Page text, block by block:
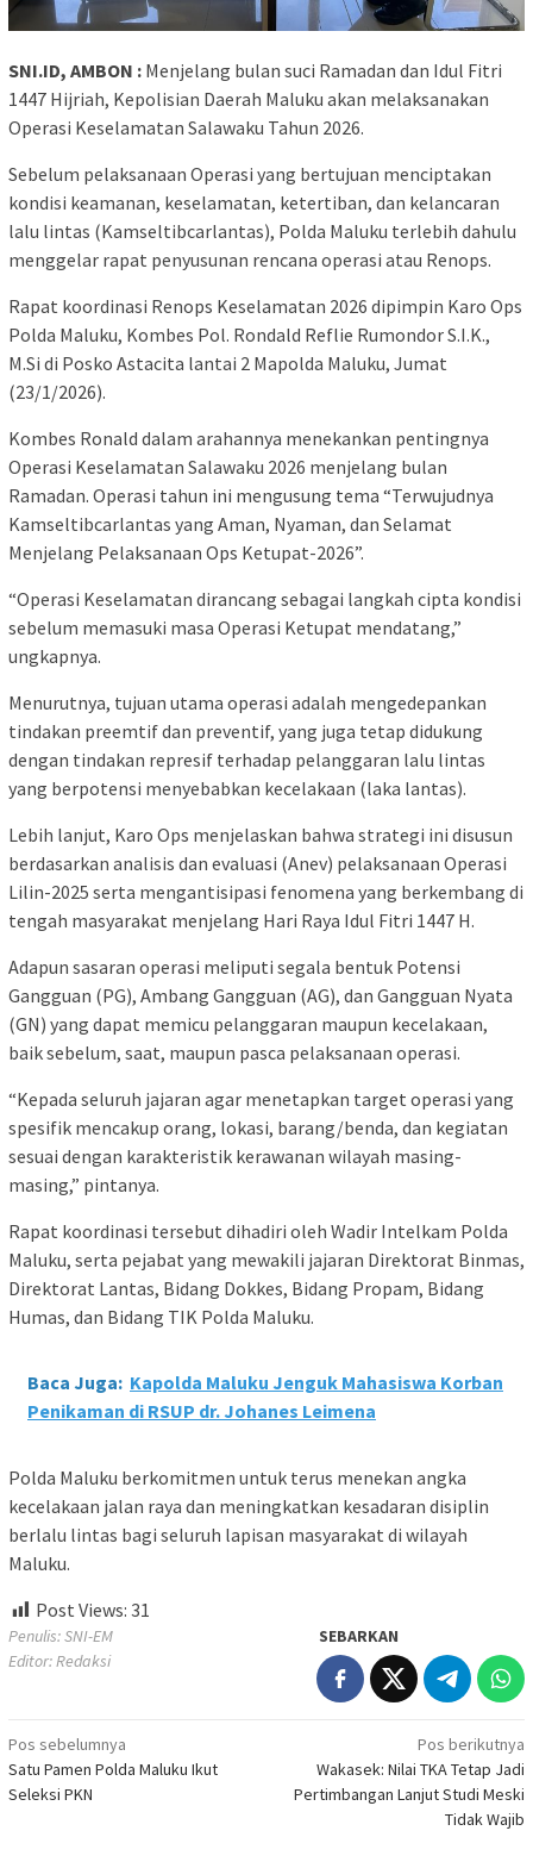
SNI.ID, AMBON : Menjelang bulan suci Ramadan dan Idul Fitri
1447 Hijriah, Kepolisian Daerah Maluku akan melaksanakan
Operasi Keselamatan Salawaku Tahun 2026.
Sebelum pelaksanaan Operasi yang bertujuan menciptakan
kondisi keamanan, keselamatan, ketertiban, dan kelancaran
lalu lintas (Kamseltibcarlantas), Polda Maluku terlebih dahulu
menggelar rapat penyusunan rencana operasi atau Renops.
Rapat koordinasi Renops Keselamatan 2026 dipimpin Karo Ops
Polda Maluku, Kombes Pol. Rondald Reflie Rumondor S.I.K.,
M.Si di Posko Astacita lantai 2 Mapolda Maluku, Jumat
(23/1/2026).
Kombes Ronald dalam arahannya menekankan pentingnya
Operasi Keselamatan Salawaku 2026 menjelang bulan
Ramadan. Operasi tahun ini mengusung tema “Terwujudnya
Kamseltibcarlantas yang Aman, Nyaman, dan Selamat
Menjelang Pelaksanaan Ops Ketupat-2026”.
“Operasi Keselamatan dirancang sebagai langkah cipta kondisi
sebelum memasuki masa Operasi Ketupat mendatang,”
ungkapnya.
Menurutnya, tujuan utama operasi adalah mengedepankan
tindakan preemtif dan preventif, yang juga tetap didukung
dengan tindakan represif terhadap pelanggaran lalu lintas
yang berpotensi menyebabkan kecelakaan (laka lantas).
Lebih lanjut, Karo Ops menjelaskan bahwa strategi ini disusun
berdasarkan analisis dan evaluasi (Anev) pelaksanaan Operasi
Lilin-2025 serta mengantisipasi fenomena yang berkembang di
tengah masyarakat menjelang Hari Raya Idul Fitri 1447 H.
Adapun sasaran operasi meliputi segala bentuk Potensi
Gangguan (PG), Ambang Gangguan (AG), dan Gangguan Nyata
(GN) yang dapat memicu pelanggaran maupun kecelakaan,
baik sebelum, saat, maupun pasca pelaksanaan operasi.
“Kepada seluruh jajaran agar menetapkan target operasi yang
spesifik mencakup orang, lokasi, barang/benda, dan kegiatan
sesuai dengan karakteristik kerawanan wilayah masing-
masing,” pintanya.
Rapat koordinasi tersebut dihadiri oleh Wadir Intelkam Polda
Maluku, serta pejabat yang mewakili jajaran Direktorat Binmas,
Direktorat Lantas, Bidang Dokkes, Bidang Propam, Bidang
Humas, dan Bidang TIK Polda Maluku.
Baca Juga: Kapolda Maluku Jenguk Mahasiswa Korban
Penikaman di RSUP dr. Johanes Leimena
Polda Maluku berkomitmen untuk terus menekan angka
kecelakaan jalan raya dan meningkatkan kesadaran disiplin
berlalu lintas bagi seluruh lapisan masyarakat di wilayah
Maluku.
Post Views: 31
Penulis: SNI-EM
Editor: Redaksi
SEBARKAN
Navigasi
pos
Pos sebelumnya
Satu Pamen Polda Maluku Ikut
Seleksi PKN
Pos berikutnya
Wakasek: Nilai TKA Tetap Jadi
Pertimbangan Lanjut Studi Meski
Tidak Wajib